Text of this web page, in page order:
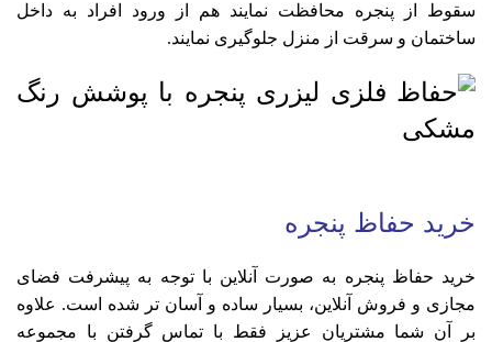
سقوط از پنجره محافظت نمایند هم از ورود افراد به داخل
ساختمان و سرقت از منزل جلوگیری نمایند.
خرید حفاظ پنجره
خرید حفاظ پنجره به صورت آنلاین با توجه به پیشرفت فضای
مجازی و فروش آنلاین، بسیار ساده و آسان تر شده است. علاوه
بر آن شما مشتریان عزیز فقط با تماس گرفتن با مجموعه